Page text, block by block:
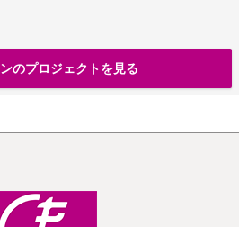
のプロジェクトを見る